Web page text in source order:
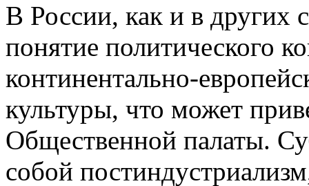
В России, как и в других
понятие политического
континентально-
культуры, что может
Общественной палаты.
собой